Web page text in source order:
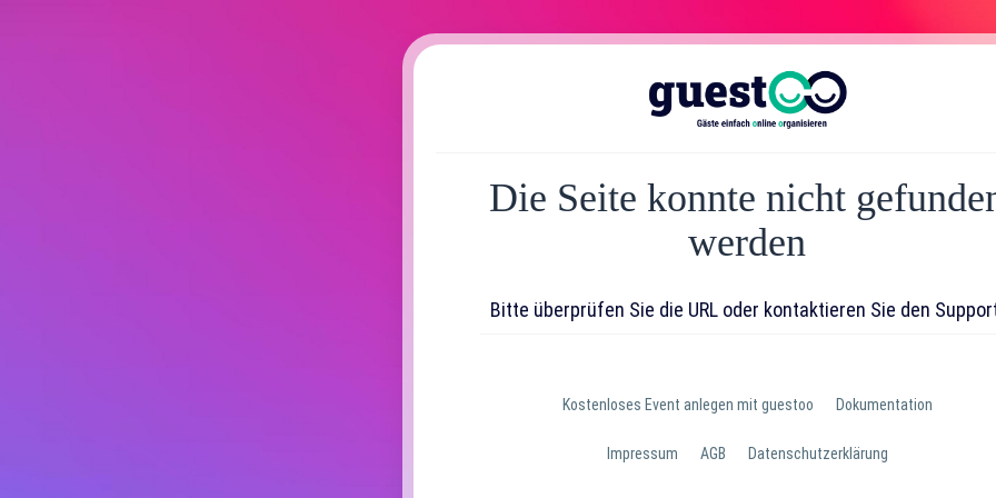
Die Seite konnte nicht
werden
Bitte überprüfen Sie die URL oder kontaktieren Sie den
Kostenloses Event anlegen mit guestoo Dokumentation
Impressum AGB Datenschutzerklärung